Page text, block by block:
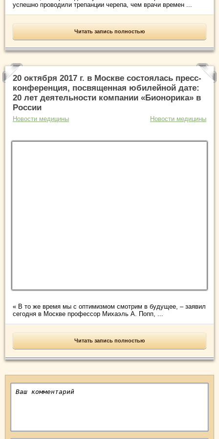
успешно проводили трепанции черепа, чем врачи времен ...
Читать запись полностью
20 октября 2017 г. в Москве состоялась пресс-
конференция, посвященная юбилейной дате:
20 лет деятельности компании «Бионорика» в
России
Новости медицины Новости медицины
« В то же время мы с оптимизмом смотрим в будущее, – заявил
сегодня в Москве профессор Михаэль А. Попп, ...
Читать запись полностью